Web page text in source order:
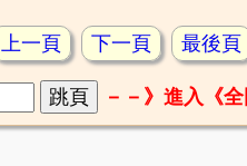
上一頁 下一頁 最後頁
－－》進入《全